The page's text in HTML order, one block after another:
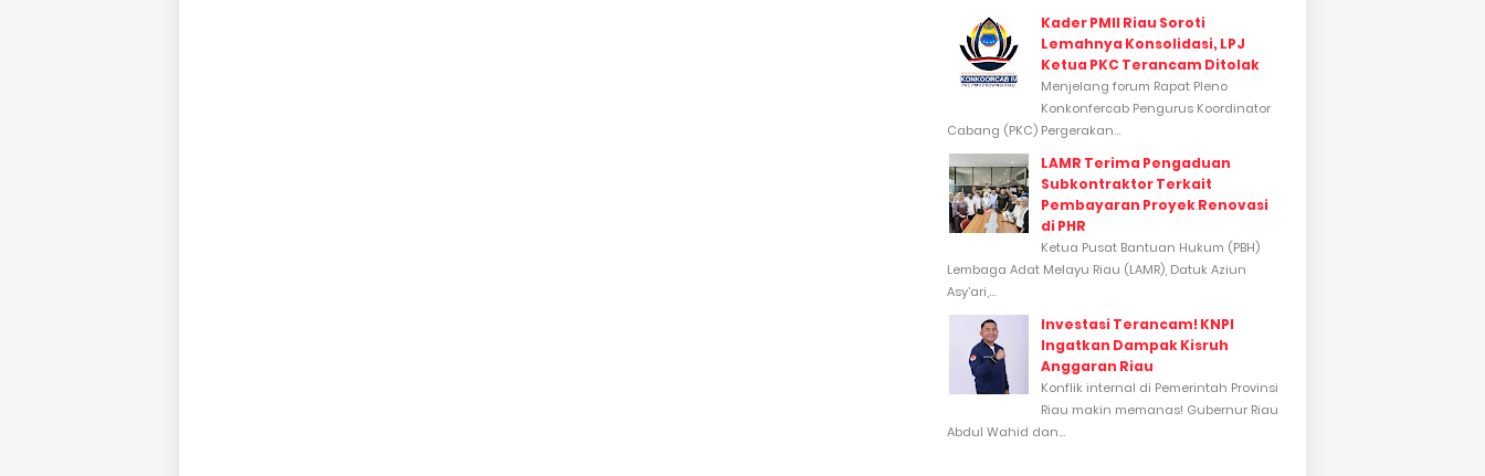
Kader PMII Riau Soroti
Lemahnya Konsolidasi, LPJ
Ketua PKC Terancam Ditolak
Menjelang forum Rapat Pleno
Konkonfercab Pengurus Koordinator
Cabang (PKC) Pergerakan...
LAMR Terima Pengaduan
Subkontraktor Terkait
Pembayaran Proyek Renovasi
di PHR
Ketua Pusat Bantuan Hukum (PBH)
Lembaga Adat Melayu Riau (LAMR), Datuk Aziun
Asy’ari,...
Investasi Terancam! KNPI
Ingatkan Dampak Kisruh
Anggaran Riau
Konflik internal di Pemerintah Provinsi
Riau makin memanas! Gubernur Riau
Abdul Wahid dan...